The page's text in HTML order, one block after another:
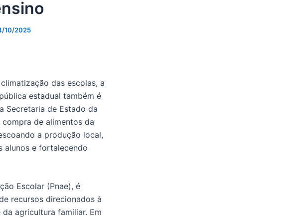
10/2025
das escolas, a
estadual também é
Secretaria de Estado da
de alimentos da
a produção local,
alunos e fortalecendo
Escolar (Pnae), é
recursos direcionados à
agricultura familiar. Em